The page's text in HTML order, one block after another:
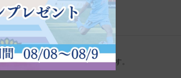
。味も甘酸っぱくて美味しいです。